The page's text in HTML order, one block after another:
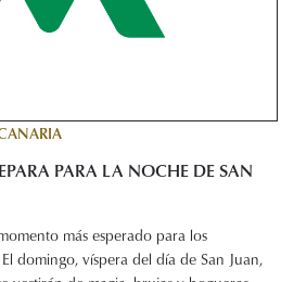
PARA LA NOCHE DE SAN
más esperado para los
domingo, víspera del día de San Juan,